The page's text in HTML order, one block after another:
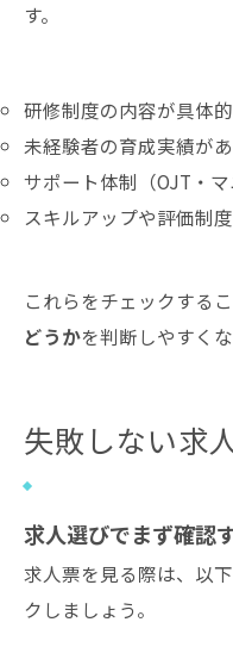
す。
研修制度の内容が具体
未経験者の育成実績が
サポート体制（OJT・
スキルアップや評価制
これらをチェックするこ
どうかを判断しやすくな
失敗しない求
求人選びでまず確認
求人票を見る際は、以
クしましょう。